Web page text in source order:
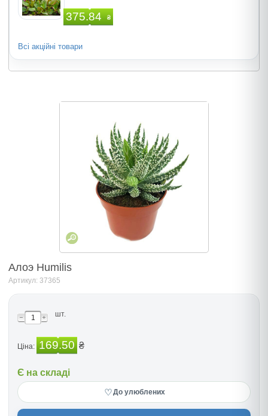
375.84 ₴
Всі акційні товари
Алоэ Humilis
Артикул: 37365
шт.
Ціна: 169.50 ₴
Є на складі
♡До улюблених